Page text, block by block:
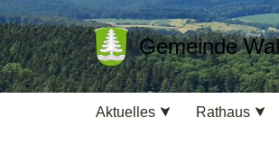
Zum
Inhalt
springen
Gemeinde
Aktuelles Rathaus